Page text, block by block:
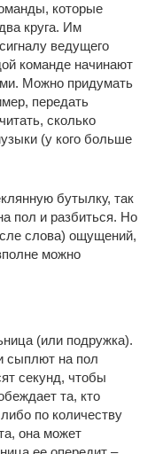
которые
круга. Им
ведущего
команде начинают
Можно придумать
передать
сколько
(у кого больше
бутылку, так
пол и разбиться. Но
слова) ощущений,
можно
(или подружка).
сыплют на пол
секунд, чтобы
та, кто
по количеству
она может